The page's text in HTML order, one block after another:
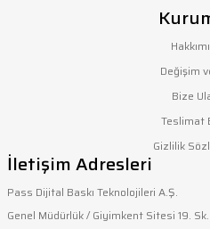
Değişim
Bize
Teslimat
Gizlilik
İletişim Adresleri
Pass Dijital Baskı Teknolojileri A.Ş.
Genel Müdürlük / Giyimkent Sitesi 19.